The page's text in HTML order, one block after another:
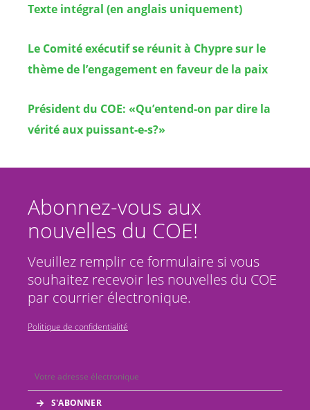
Texte intégral (en anglais uniquement)
Le Comité exécutif se réunit à Chypre sur le
thème de l’engagement en faveur de la paix
Président du COE: «Qu’entend-on par dire la
vérité aux puissant-e-s?»
Abonnez-vous aux
nouvelles du COE!
Veuillez remplir ce formulaire si vous
souhaitez recevoir les nouvelles du COE
par courrier électronique.
Politique de confidentialité